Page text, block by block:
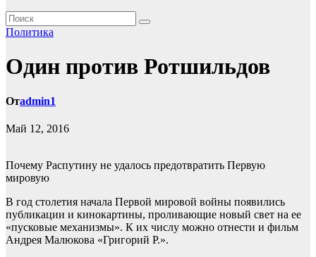
Политика
Один против Ротшильдов
Отadmin1
Май 12, 2016
Почему Распутину не удалось предотвратить Первую
мировую
В год столетия начала Первой мировой войны появились
публикации и кинокартины, проливающие новый свет на ее
«пусковые механизмы». К их числу можно отнести и фильм
Андрея Малюкова «Григорий Р.».